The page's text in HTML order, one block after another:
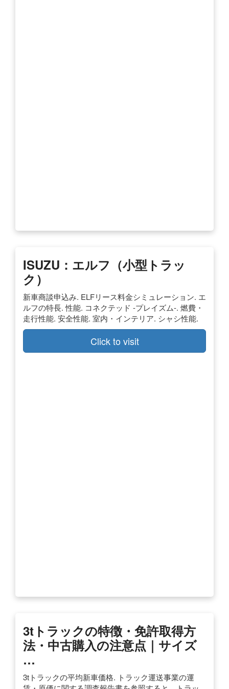
ISUZU：エルフ（小型トラッ
ク）
新車商談申込み. ELFリース料金シミュレーション. エ
ルフの特長. 性能. コネクテッド -プレイズム-. 燃費・
走行性能. 安全性能. 室内・インテリア. シャシ性能.
Click to visit
3tトラックの特徴・免許取得方
法・中古購入の注意点｜サイズ
…
3tトラックの平均新車価格. トラック運送事業の運